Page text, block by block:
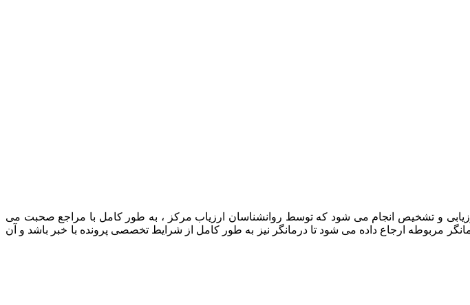
و تشخیص انجام می شود که توسط روانشناسان ارزیاب مرکز ، به طور کامل با مراجع صحبت می
مربوطه ارجاع داده می شود تا درمانگر نیز به طور کامل از شرایط تخصصی پرونده با خبر باشد و آن